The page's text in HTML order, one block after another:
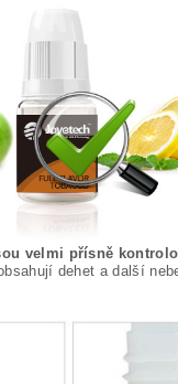
velmi přísně
dehet a další